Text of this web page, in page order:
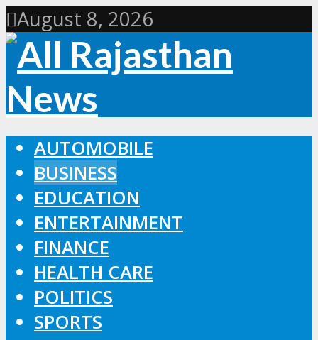
August 8, 2026
AUTOMOBILE
BUSINESS
EDUCATION
ENTERTAINMENT
FINANCE
HEALTH CARE
POLITICS
SPORTS